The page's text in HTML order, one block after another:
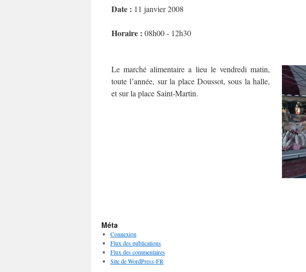
Date : 11 janvier 2008
Horaire : 08h00 - 12h30
Le marché alimentaire a lieu le vendredi matin,
toute l’année, sur la place Doussot, sous la halle,
et sur la place Saint-Martin.
Méta
Connexion
Flux des publications
Flux des commentaires
Site de WordPress-FR